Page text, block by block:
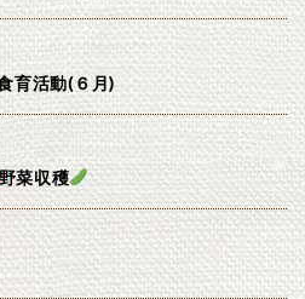
育活動(６月)
野菜収穫